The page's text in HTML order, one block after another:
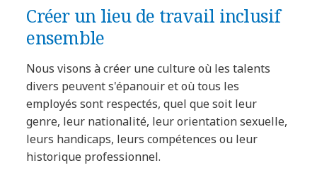
Créer un lieu de travail inclusif
ensemble
Nous visons à créer une culture où les talents
divers peuvent s'épanouir et où tous les
employés sont respectés, quel que soit leur
genre, leur nationalité, leur orientation sexuelle,
leurs handicaps, leurs compétences ou leur
historique professionnel.